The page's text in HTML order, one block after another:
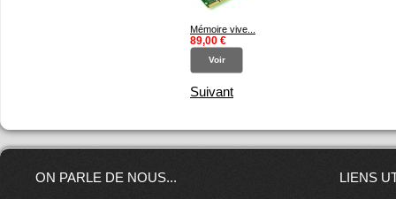
Mémoire vive...
89,00 €
Voir
Suivant
ON PARLE DE NOUS... LIENS